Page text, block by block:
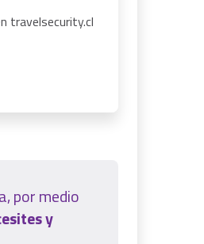
travelsecurity.cl
por medio
y